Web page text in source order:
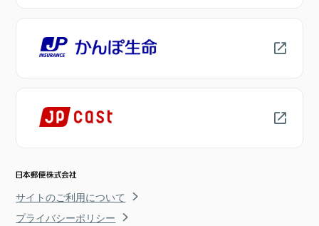
サイトのご利用について
プライバシーポリシー